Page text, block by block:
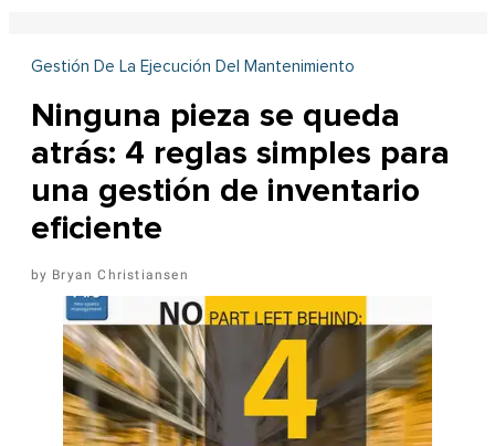
Gestión De La Ejecución Del Mantenimiento
Ninguna pieza se queda
atrás: 4 reglas simples para
una gestión de inventario
eficiente
Bryan Christiansen